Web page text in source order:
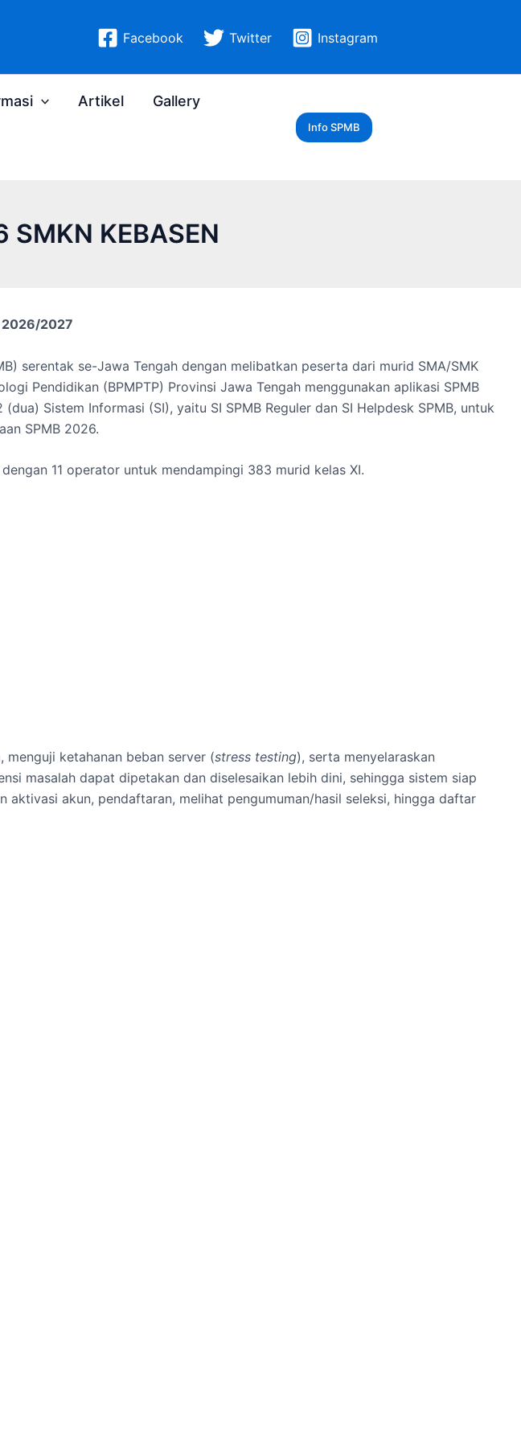
Facebook Twitter Instagram
Artikel Gallery
Info SPMB
SMKN KEBASEN
2026/2027
serentak se-Jawa Tengah dengan melibatkan peserta dari murid SMA/SMK
Pendidikan (BPMPTP) Provinsi Jawa Tengah menggunakan aplikasi SPMB
Sistem Informasi (SI), yaitu SI SPMB Reguler dan SI Helpdesk SPMB, untuk
SPMB 2026.
11 operator untuk mendampingi 383 murid kelas XI.
ketahanan beban server (stress testing), serta menyelaraskan
masalah dapat dipetakan dan diselesaikan lebih dini, sehingga sistem siap
akun, pendaftaran, melihat pengumuman/hasil seleksi, hingga daftar